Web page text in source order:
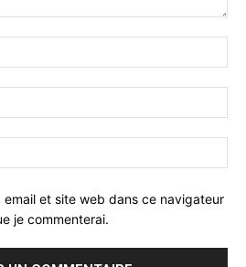
email et site web dans ce navigateur
je commenterai.